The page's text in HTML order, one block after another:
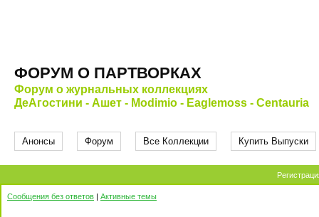
ФОРУМ О ПАРТВОРКАХ
Форум о журнальных коллекциях
ДеАгостини - Ашет - Modimio - Eaglemoss - Centauria
Анонсы Форум Все Коллекции Купить Выпуски
Сообщения без ответов | Активные темы